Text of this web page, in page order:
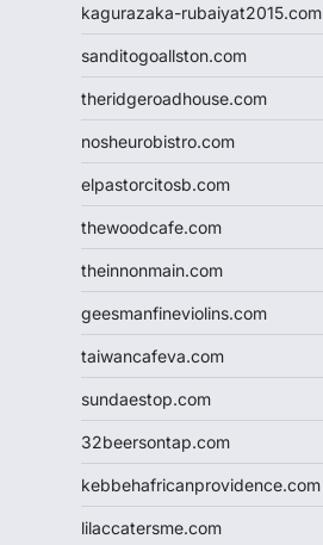
kagurazaka-rubaiyat2015.com
sanditogoallston.com
theridgeroadhouse.com
nosheurobistro.com
elpastorcitosb.com
thewoodcafe.com
theinnonmain.com
geesmanfineviolins.com
taiwancafeva.com
sundaestop.com
32beersontap.com
kebbehafricanprovidence.com
lilaccatersme.com